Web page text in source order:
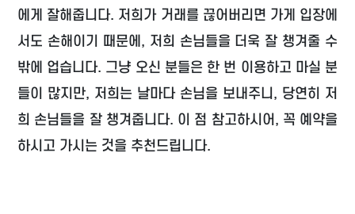
에게 잘해줍니다. 저희가 거래를 끊어버리면 가게 입장에
서도 손해이기 때문에, 저희 손님들을 더욱 잘 챙겨줄 수
밖에 업습니다. 그냥 오신 분들은 한 번 이용하고 마실 분
들이 많지만, 저희는 날마다 손님을 보내주니, 당연히 저
희 손님들을 잘 챙겨줍니다. 이 점 참고하시어, 꼭 예약을
하시고 가시는 것을 추천드립니다.